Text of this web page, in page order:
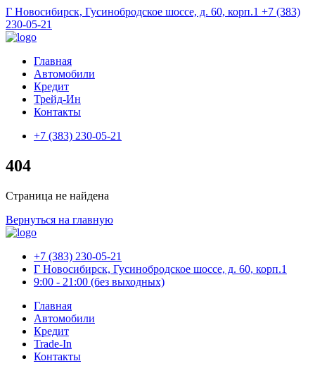
Г Новосибирск, Гусинобродское шоссе, д. 60, корп.1 +7 (383)
230-05-21
Главная
Автомобили
Кредит
Трейд-Ин
Контакты
+7 (383) 230-05-21
404
Страница не найдена
Вернуться на главную
+7 (383) 230-05-21
Г Новосибирск, Гусинобродское шоссе, д. 60, корп.1
9:00 - 21:00 (без выходных)
Главная
Автомобили
Кредит
Trade-In
Контакты